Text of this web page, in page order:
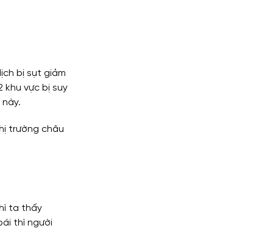
bị sụt giảm
khu vực bị suy
trường châu
ta thấy
thì người